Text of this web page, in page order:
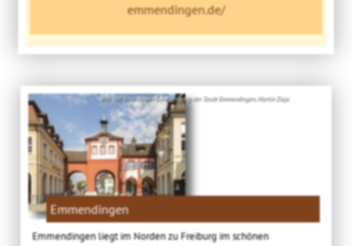
emmendingen.de/
Bild: Mit freundlicher Genehmigung der Stadt Emmendingen, Martin Ziaja
Emmendingen
Emmendingen liegt im Norden zu Freiburg im schönen